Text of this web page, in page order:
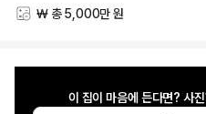
스타일링 비용
₩ 총 5,000만 원
이 집이 마음에 든다면? 사